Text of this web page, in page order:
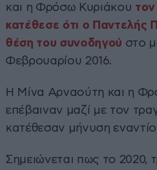
και η Φρόσω Κυριάκου
κατέθεσε ότι ο Παντελής
θέση του συνοδηγού στο
Φεβρουαρίου 2016.
Η Μίνα Αρναούτη και η
επέβαιναν μαζί με τον
κατέθεσαν μήνυση
Σημειώνεται πως το 2020,